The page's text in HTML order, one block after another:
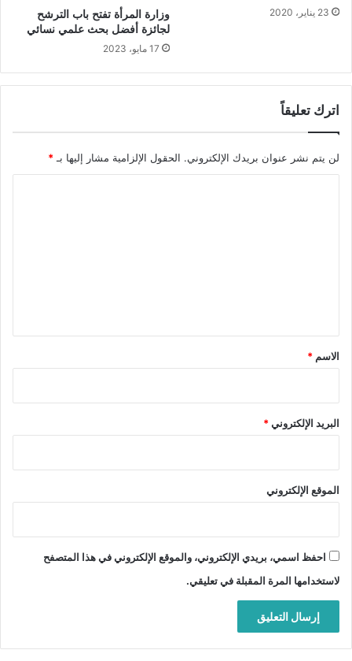
23 يناير، 2020
وزارة المرأة تفتح باب الترشح
لجائزة أفضل بحث علمي نسائي
17 مايو، 2023
اترك تعليقاً
لن يتم نشر عنوان بريدك الإلكتروني. الحقول الإلزامية مشار إليها بـ *
*
الاسم *
البريد الإلكتروني*
الموقع الإلكتروني
احفظ اسمي، بريدي الإلكتروني، والموقع الإلكتروني في هذا المتصفح
لاستخدامها المرة المقبلة في تعليقي.